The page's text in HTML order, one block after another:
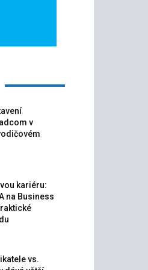
v
kariéru:
na Business
vs.